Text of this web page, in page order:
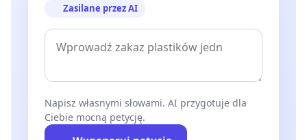
Zasilane przez AI
Napisz własnymi słowami. AI przygotuje dla
Ciebie mocną petycję.